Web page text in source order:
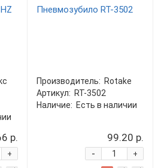
р.
+
Пневмозубило RT-3502
Производитель: Rotake
Артикул: RT-3502
Наличие: Есть в наличии
99.20 р.
+
-